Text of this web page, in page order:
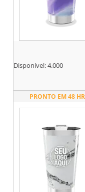
Disponível:4.000
PRONTO EM 48